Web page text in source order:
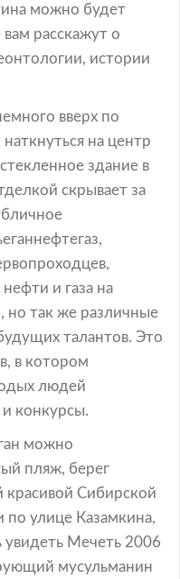
можно будет
вам расскажут о
истории
вверх по
на центр
здание в
скрывает за
и газа на
так же различные
талантов. Это
в котором
людей
конкурсы.
можно
пляж, берег
Сибирской
по улице Казамкина,
увидеть Мечеть 2006
мусульманин